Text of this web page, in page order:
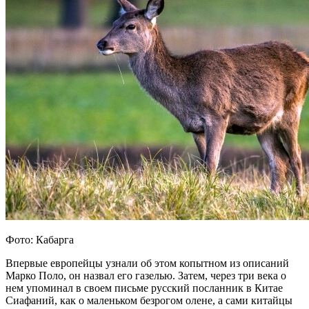
Фото: Кабарга
Впервые европейцы узнали об этом копытном из описаний
Марко Поло, он назвал его газелью. Затем, через три века о
нем упоминал в своем письме русский посланник в Китае
Сиафаний, как о маленьком безрогом олене, а сами китайцы